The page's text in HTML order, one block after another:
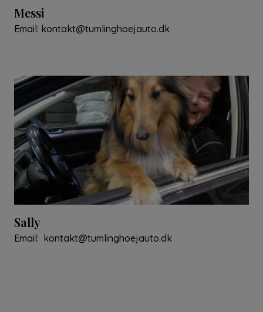
Messi
Email: kontakt@tumlinghoejauto.dk
Sally
Email: kontakt@tumlinghoejauto.dk